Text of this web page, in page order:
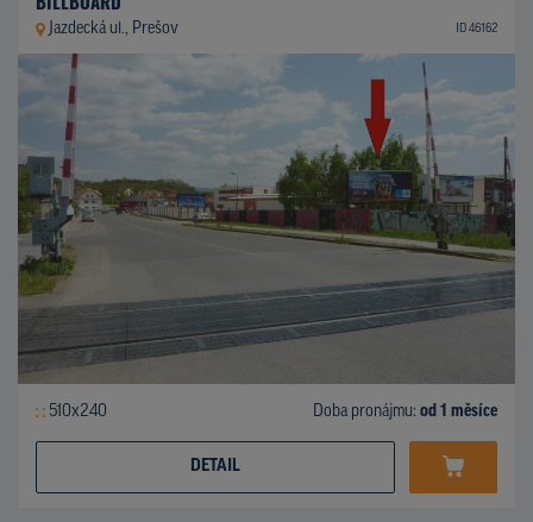
Jazdecká ul., Prešov ID 46162
510x240 Doba pronájmu: od 1 měsíce
DETAIL